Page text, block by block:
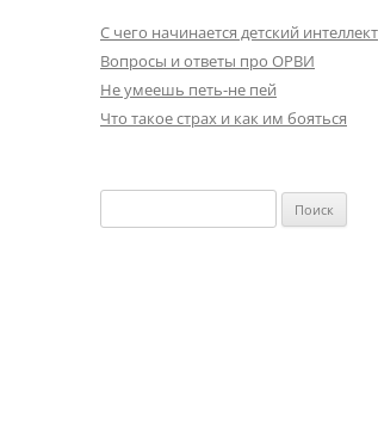
C чего начинается детский интеллект
Вопросы и ответы про ОРВИ
Не умеешь петь-не пей
Что такое страх и как им бояться